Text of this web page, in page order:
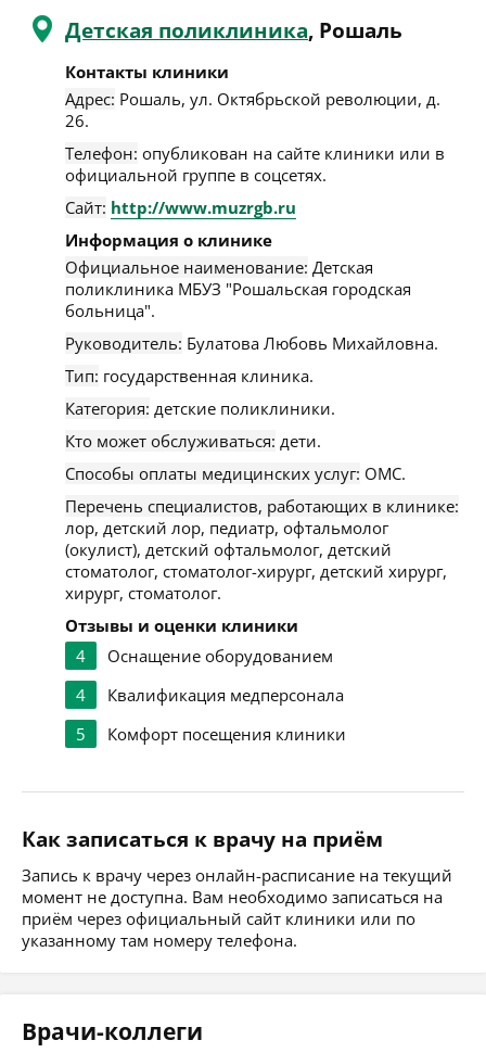
Детская поликлиника, Рошаль
Контакты клиники
Адрес: Рошаль, ул. Октябрьской революции, д.
26.
Телефон: опубликован на сайте клиники или в
официальной группе в соцсетях.
Сайт: http://www.muzrgb.ru
Информация о клинике
Официальное наименование: Детская
поликлиника МБУЗ "Рошальская городская
больница".
Руководитель: Булатова Любовь Михайловна.
Тип: государственная клиника.
Категория: детские поликлиники.
Кто может обслуживаться: дети.
Способы оплаты медицинских услуг: ОМС.
Перечень специалистов, работающих в клинике:
лор, детский лор, педиатр, офтальмолог
(окулист), детский офтальмолог, детский
стоматолог, стоматолог-хирург, детский хирург,
хирург, стоматолог.
Отзывы и оценки клиники
4
Оснащение оборудованием
4
Квалификация медперсонала
5
Комфорт посещения клиники
Как записаться к врачу на приём
Запись к врачу через онлайн-расписание на текущий
момент не доступна. Вам необходимо записаться на
приём через официальный сайт клиники или по
указанному там номеру телефона.
Врачи-коллеги